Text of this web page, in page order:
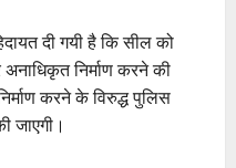
दी गयी है कि सील को
निर्माण करने की
करने के विरुद्ध पुलिस
जाएगी।